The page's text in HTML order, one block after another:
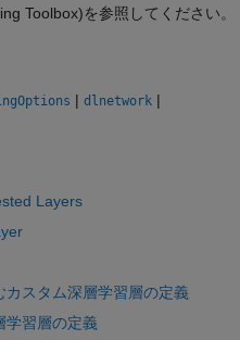
Toolbox)を参照してください。
| dlnetwork |
Layers
スタム深層学習層の定義
学習層の定義